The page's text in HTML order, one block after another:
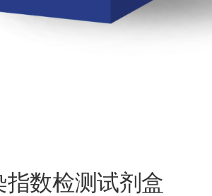
指数检测试剂盒